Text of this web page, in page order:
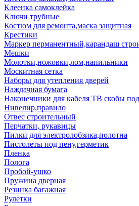
Клеенка самоклейка
Ключи трубные
Костюм для ремонта,маска защитная
Крестики
Маркер перманентный,карандаш
Мешки
Молотки,ножовки,лом,напильники
Москитная сетка
Наборы для утепления дверей
Наждачная бумага
Наконечники для кабеля ТВ скобы
Нивелир,правило
Отвес строительный
Перчатки, рукавицы
Пилки для электролобзика,полотна
Пистолеты под пену,герметик
Пленка
Полога
Пробой-ушко
Пружина дверная
Резинка багажная
Рулетки